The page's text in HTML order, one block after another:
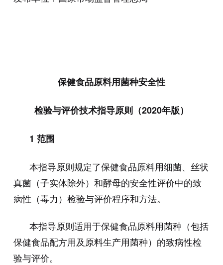
保健食品原料用菌种安全性
检验与评价技术指导原则 （2020年版）
1 范围
本指导原则规定了保健食品原料用细菌、丝状
真菌（子实体除外）和酵母的安全性评价中的致
病性（毒力）检验与评价程序和方法。
本指导原则适用于保健食品原料用菌种（包括
保健食品配方用及原料生产用菌种）的致病性检
验与评价。